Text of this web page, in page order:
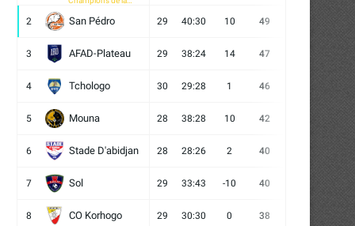
2 San Pédro 29 40:30 10 49
3 AFAD-Plateau 29 38:24 14 47
4 Tchologo 30 29:28 1 46
5 Mouna 28 38:28 10 42
6 Stade D'abidjan 28 28:26 2 40
7 Sol 29 33:43 -10 40 4
8 CO Korhogo 29 30:30 0 38